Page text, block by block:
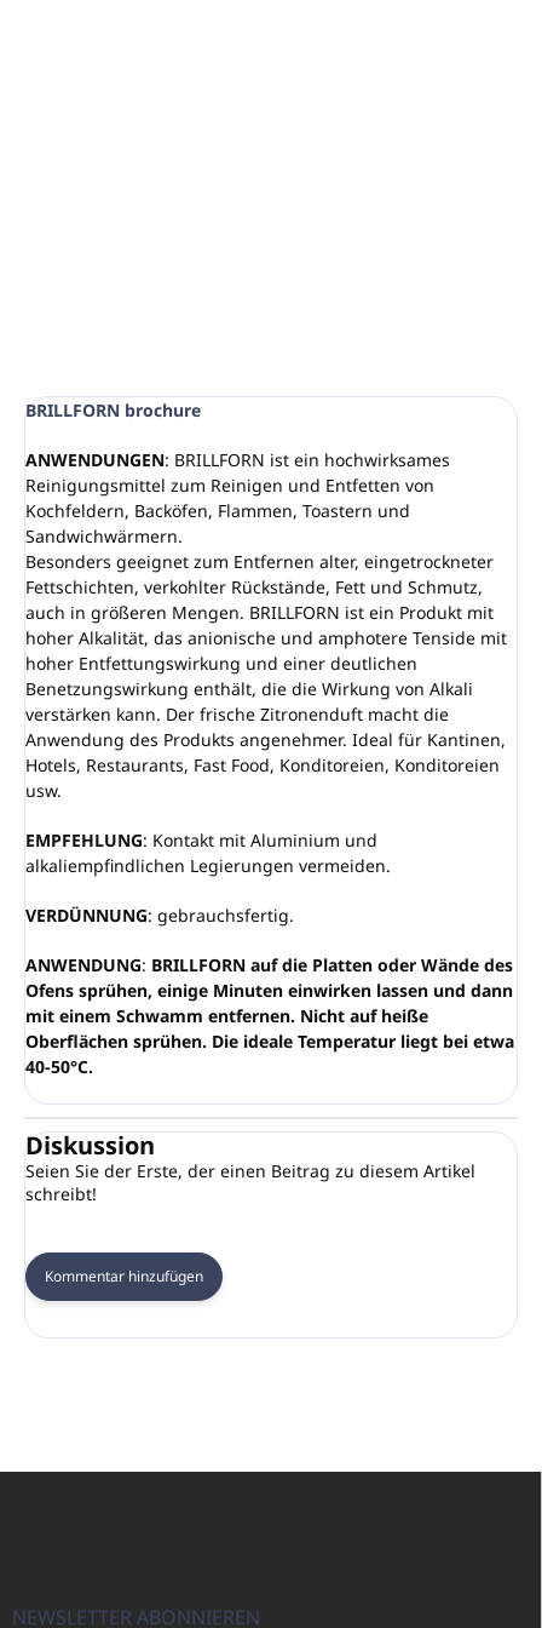
BRILLFORN brochure
ANWENDUNGEN: BRILLFORN ist ein hochwirksames
Reinigungsmittel zum Reinigen und Entfetten von
Kochfeldern, Backöfen, Flammen, Toastern und
Sandwichwärmern.
Besonders geeignet zum Entfernen alter, eingetrockneter
Fettschichten, verkohlter Rückstände, Fett und Schmutz,
auch in größeren Mengen. BRILLFORN ist ein Produkt mit
hoher Alkalität, das anionische und amphotere Tenside mit
hoher Entfettungswirkung und einer deutlichen
Benetzungswirkung enthält, die die Wirkung von Alkali
verstärken kann. Der frische Zitronenduft macht die
Anwendung des Produkts angenehmer. Ideal für Kantinen,
Hotels, Restaurants, Fast Food, Konditoreien, Konditoreien
usw.
EMPFEHLUNG: Kontakt mit Aluminium und
alkaliempfindlichen Legierungen vermeiden.
VERDÜNNUNG: gebrauchsfertig.
ANWENDUNG: BRILLFORN auf die Platten oder Wände des
Ofens sprühen, einige Minuten einwirken lassen und dann
mit einem Schwamm entfernen. Nicht auf heiße
Oberflächen sprühen. Die ideale Temperatur liegt bei etwa
40-50°C.
Diskussion
Seien Sie der Erste, der einen Beitrag zu diesem Artikel
schreibt!
Kommentar hinzufügen
NEWSLETTER ABONNIEREN